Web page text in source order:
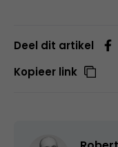
Deel dit artikel
Kopieer link